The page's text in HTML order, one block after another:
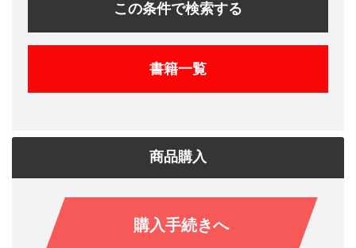
この条件で検索する
書籍一覧
商品購入
購入手続きへ